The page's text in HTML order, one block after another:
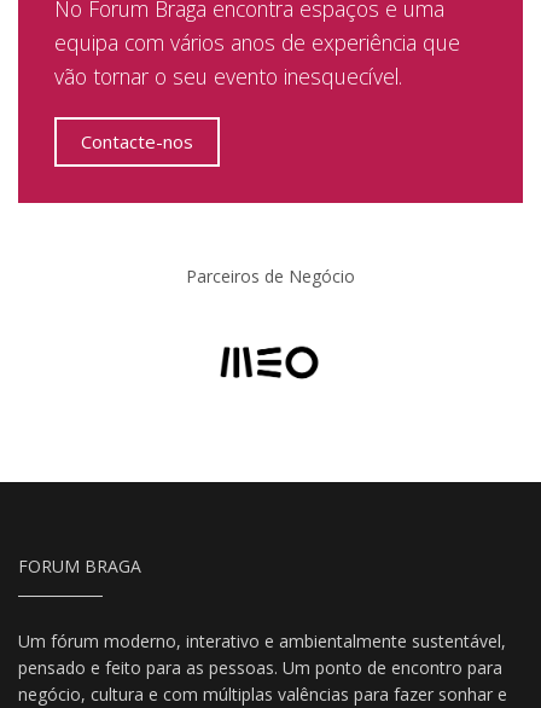
No Forum Braga encontra espaços e uma
equipa com vários anos de experiência que
vão tornar o seu evento inesquecível.
Contacte-nos
Parceiros de Negócio
FORUM BRAGA
Um fórum moderno, interativo e ambientalmente sustentável,
pensado e feito para as pessoas. Um ponto de encontro para
negócio, cultura e com múltiplas valências para fazer sonhar e